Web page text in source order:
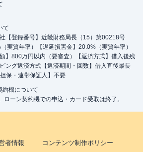
て
【登録番号】近畿財務局長（15）第00218号
実質年率）【遅延損害金】20.0%（実質年率）
】800万円以内（要審査）【返済方式】借入後残
ング返済方式【返済期間・回数】借入直後最長
保・連帯保証人】不要
約機について
ーン契約機での申込・カード受取は終了。
者情報
コンテンツ制作ポリシー